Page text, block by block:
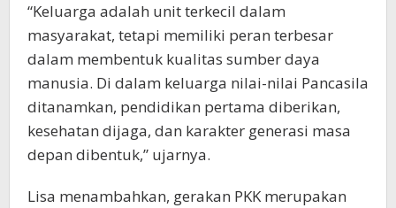
“Keluarga adalah unit terkecil dalam
masyarakat, tetapi memiliki peran terbesar
dalam membentuk kualitas sumber daya
manusia. Di dalam keluarga nilai-nilai Pancasila
ditanamkan, pendidikan pertama diberikan,
kesehatan dijaga, dan karakter generasi masa
depan dibentuk,” ujarnya.
Lisa menambahkan, gerakan PKK merupakan